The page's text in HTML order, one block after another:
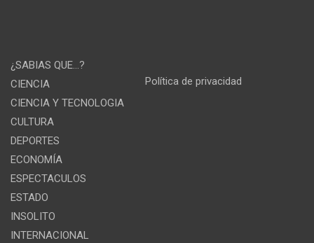
¿SABIAS QUE…?
CIENCIA
CIENCIA Y TECNOLOGIA
CULTURA
DEPORTES
ECONOMÍA
ESPECTACULOS
ESTADO
INSOLITO
INTERNACIONAL
Política de privacidad